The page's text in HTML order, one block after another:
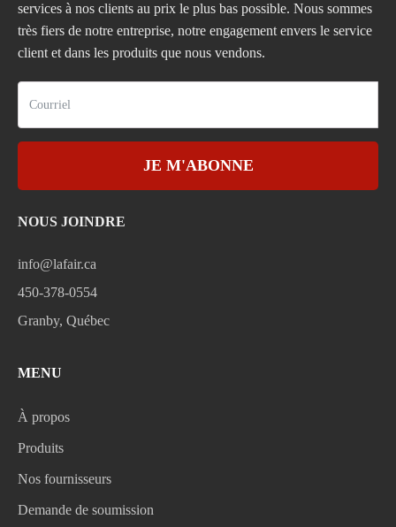
services à nos clients au prix le plus bas possible. Nous sommes
très fiers de notre entreprise, notre engagement envers le service
client et dans les produits que nous vendons.
JE M'ABONNE
NOUS JOINDRE
info@lafair.ca
450-378-0554
Granby, Québec
MENU
À propos
Produits
Nos fournisseurs
Demande de soumission